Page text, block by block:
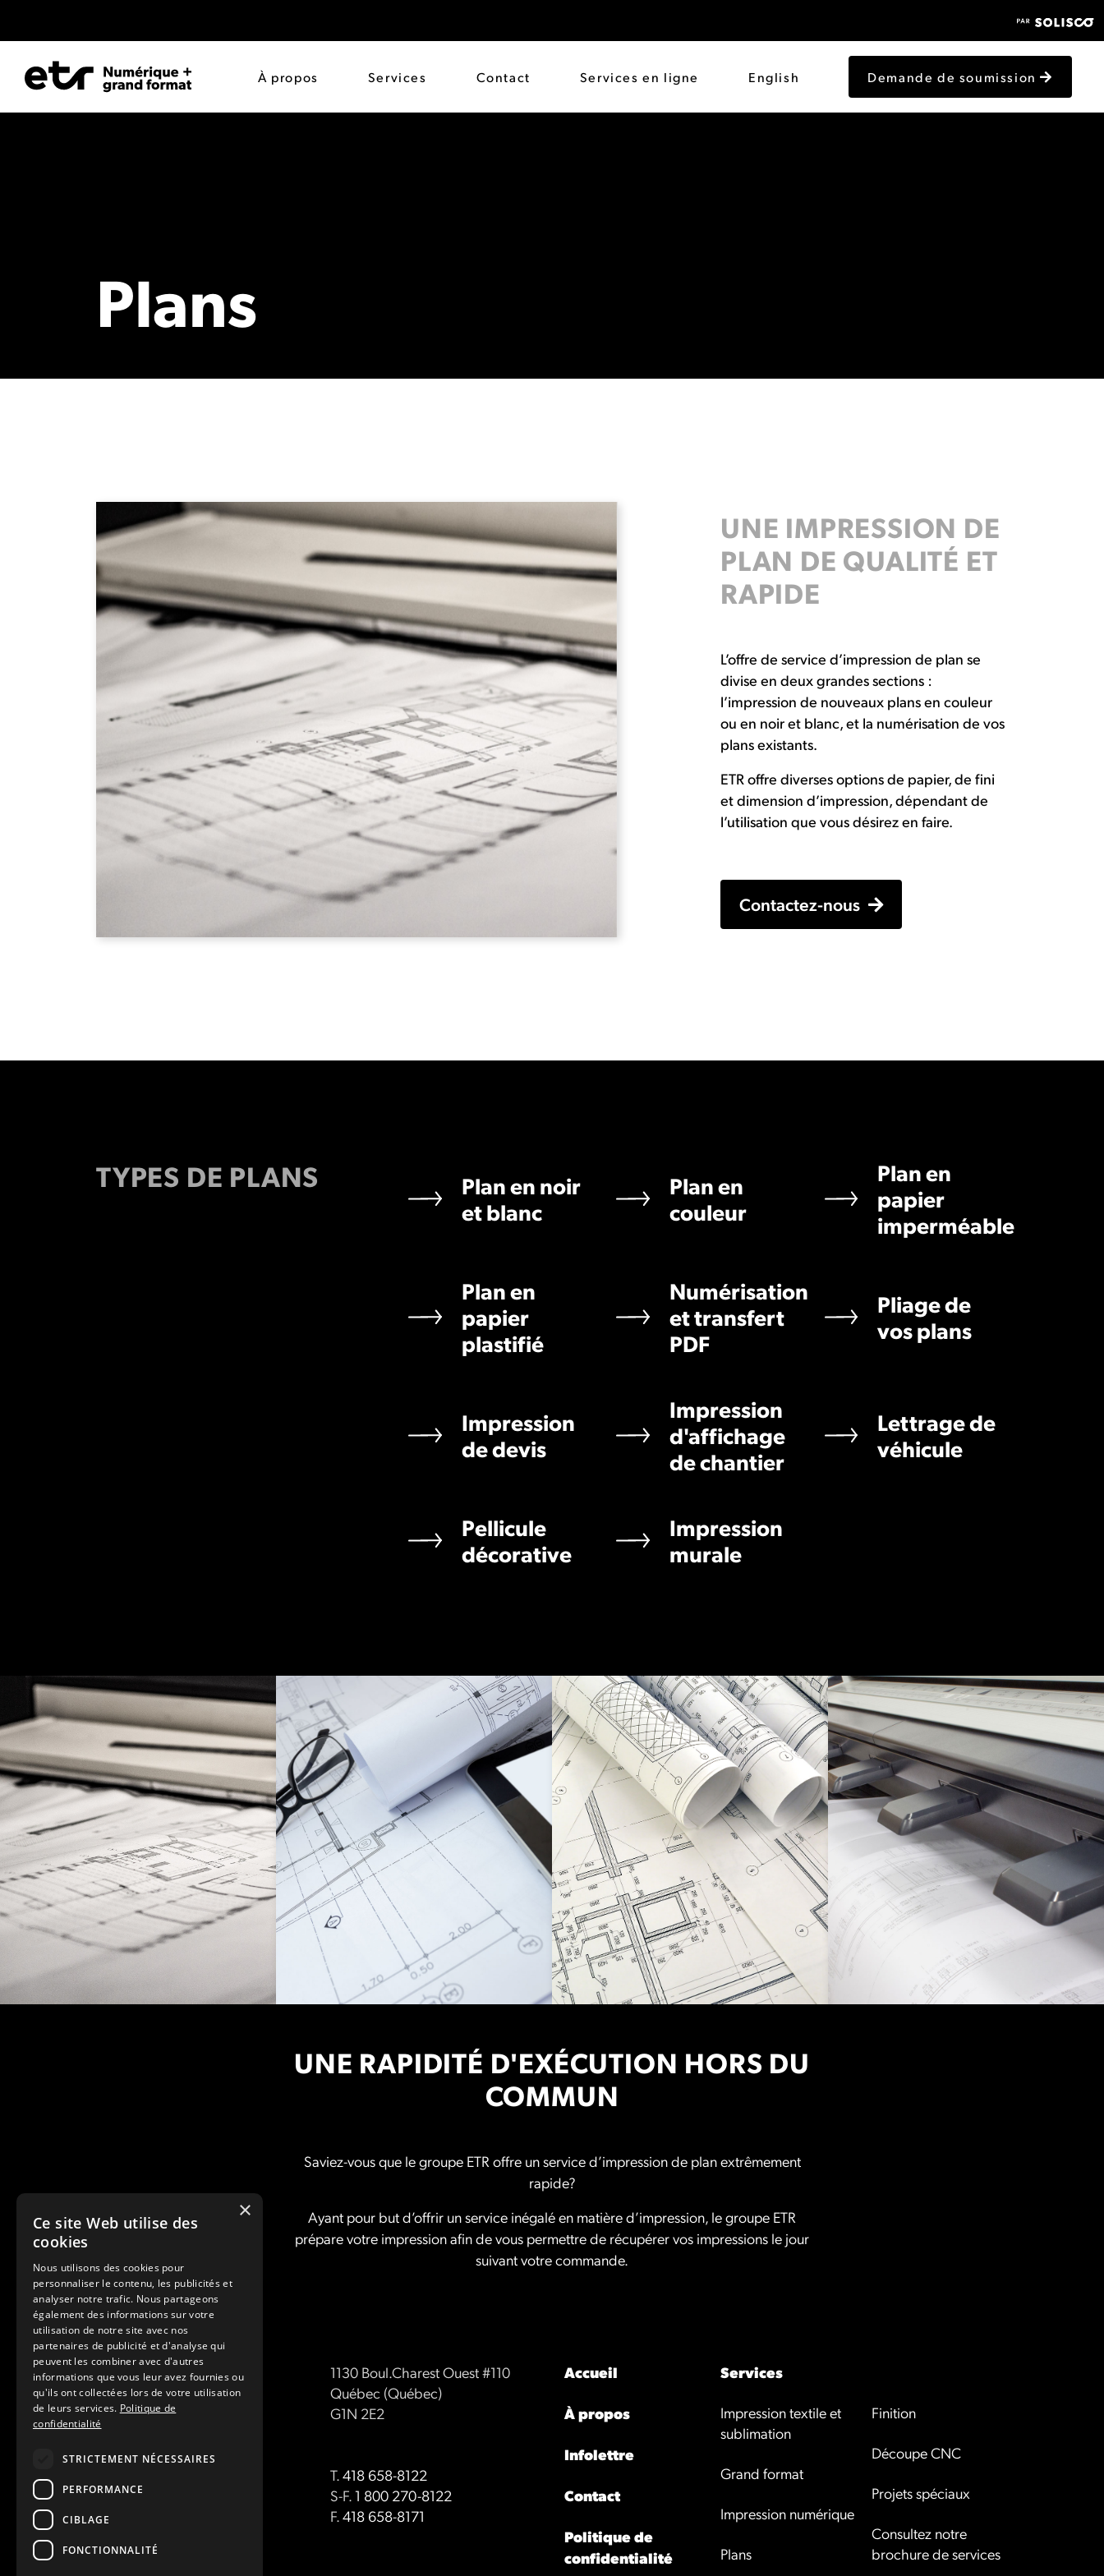
À propos Services Contact Services en ligne English Demande de soumission
Plans
UNE IMPRESSION DE
PLAN DE QUALITÉ ET
RAPIDE
L’offre de service d’impression de plan se
divise en deux grandes sections :
l’impression de nouveaux plans en couleur
ou en noir et blanc, et la numérisation de vos
plans existants.
ETR offre diverses options de papier, de fini
et dimension d’impression, dépendant de
l’utilisation que vous désirez en faire.
Contactez-nous
TYPES DE PLANS
Plan en noir
et blanc
Plan en
couleur
Plan en
papier
imperméable
Plan en
papier
plastifié
Numérisation
et transfert
PDF
Pliage de
vos plans
Impression
de devis
Impression
d'affichage
de chantier
Lettrage de
véhicule
Pellicule
décorative
Impression
murale
UNE RAPIDITÉ D'EXÉCUTION HORS DU
COMMUN
Saviez-vous que le groupe ETR offre un service d’impression de plan extrêmement
rapide?
Ayant pour but d’offrir un service inégalé en matière d’impression, le groupe ETR
prépare votre impression afin de vous permettre de récupérer vos impressions le jour
suivant votre commande.
1130 Boul.Charest Ouest #110
Québec (Québec)
G1N 2E2
T.418 658-8122
S-F.1 800 270-8122
F.418 658-8171
Accueil
À propos
Infolettre
Contact
Politique de
confidentialité
Services
Impression textile et
sublimation
Grand format
Impression numérique
Plans
Finition
Découpe CNC
Projets spéciaux
Consultez notre
brochure de services
×
Ce site Web utilise des
cookies
Nous utilisons des cookies pour
personnaliser le contenu, les publicités et
analyser notre trafic. Nous partageons
également des informations sur votre
utilisation de notre site avec nos
partenaires de publicité et d'analyse qui
peuvent les combiner avec d'autres
informations que vous leur avez fournies ou
qu'ils ont collectées lors de votre utilisation
de leurs services. Politique de
confidentialité
STRICTEMENT NÉCESSAIRES
PERFORMANCE
CIBLAGE
FONCTIONNALITÉ